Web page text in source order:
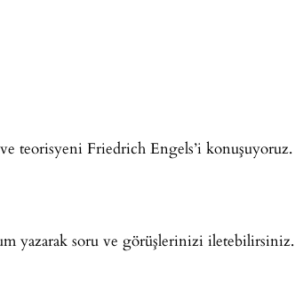
teorisyeni Friedrich Engels’i konuşuyoruz.
yazarak soru ve görüşlerinizi iletebilirsiniz.